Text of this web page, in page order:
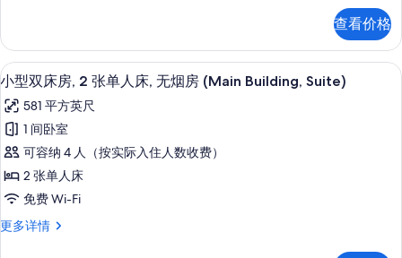
大
床,
无
烟
房
(Main
Building,
Suite)
所
1
张
特
床,
无
烟
房
(Main
Building,
Suite)
更
查看价格
显
示
小
型
双
床
2
小型双床房, 2 张单人床, 无烟房
9
小型双床房, 2 张单人床, 无烟房 (Main Building, Suite)
581 平方英尺
1 间卧室
可容纳 4 人（按实际入住人数收费）
2 张单人床
免费 Wi-Fi
更多详情
小